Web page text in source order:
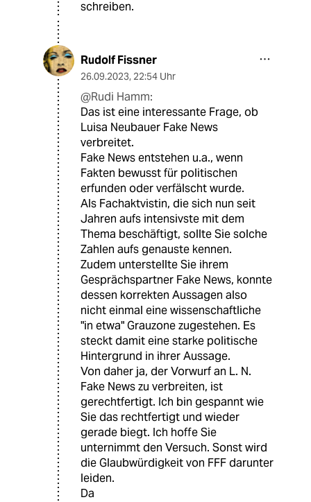
schreiben.
Rudolf Fissner
26.09.2023, 22:54 Uhr
@Rudi Hamm:
Das ist eine interessante Frage, ob
Luisa Neubauer Fake News
verbreitet.
Fake News entstehen u.a., wenn
Fakten bewusst für politischen
erfunden oder verfälscht wurde.
Als Fachaktvistin, die sich nun seit
Jahren aufs intensivste mit dem
Thema beschäftigt, sollte Sie solche
Zahlen aufs genauste kennen.
Zudem unterstellte Sie ihrem
Gesprächspartner Fake News, konnte
dessen korrekten Aussagen also
nicht einmal eine wissenschaftliche
"in etwa" Grauzone zugestehen. Es
steckt damit eine starke politische
Hintergrund in ihrer Aussage.
Von daher ja, der Vorwurf an L. N.
Fake News zu verbreiten, ist
gerechtfertigt. Ich bin gespannt wie
Sie das rechtfertigt und wieder
gerade biegt. Ich hoffe Sie
unternimmt den Versuch. Sonst wird
die Glaubwürdigkeit von FFF darunter
leiden.
Da